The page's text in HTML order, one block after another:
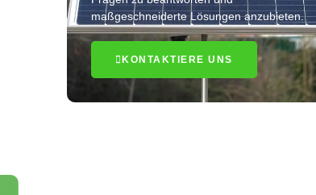
maßgeschneiderte Lösungen anzubieten.
KONTAKTIERE UNS